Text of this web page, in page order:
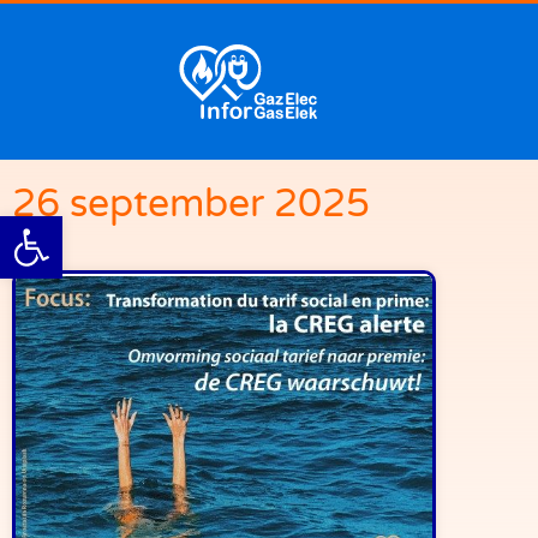
Werkbalk openen
26 september 2025